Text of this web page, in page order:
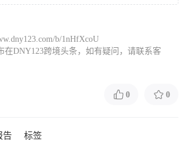
b/1nHfXcoU
在DNY123跨境头条，如有疑问，请联系客
0 0
告 标签